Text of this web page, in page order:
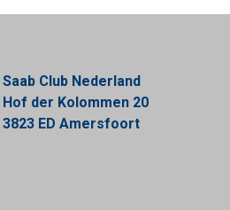
Saab Club Nederland
Hof der Kolommen 20
3823 ED Amersfoort